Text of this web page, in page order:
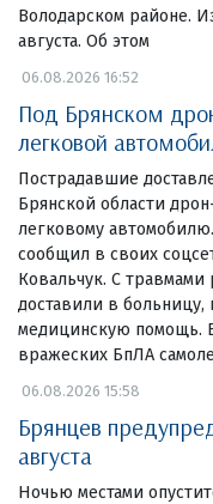
Володарском районе.
августа. Об этом
06.08.2026 16:52
Под Брянском
легковой
Пострадавшие
Брянской области
легковому
сообщил в своих
Ковальчук. С травмами
доставили в
медицинскую помощь.
вражеских БпЛА
06.08.2026 15:58
Брянцев
августа
Ночью местами